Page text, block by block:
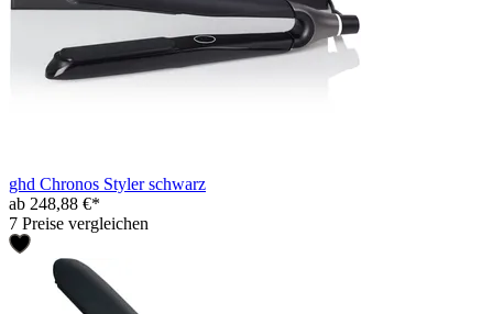
ghd Chronos Styler schwarz
ab 248,88 €*
7 Preise vergleichen